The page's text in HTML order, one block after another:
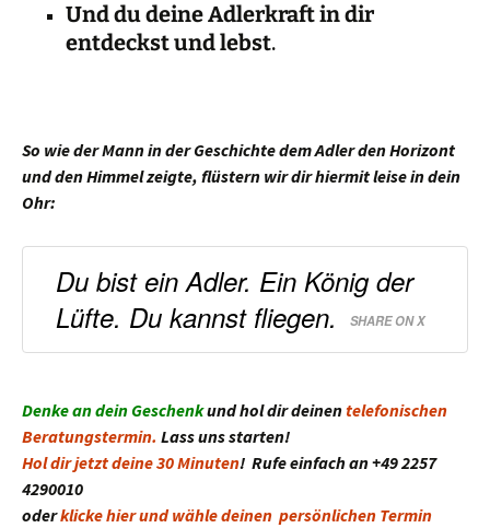
Und du deine Adlerkraft in dir
entdeckst und lebst.
So wie der Mann in der Geschichte dem Adler den Horizont
und den Himmel zeigte, flüstern wir dir hiermit leise in dein
Ohr:
Du bist ein Adler. Ein König der
Lüfte. Du kannst fliegen.
SHARE ON X
Denke an dein Geschenkund hol dir deinentelefonischen
Beratungstermin. Lass uns starten!
Hol dir jetzt deine 30 Minuten! Rufe einfach an +49 2257
4290010
oderklicke hier und wähle deinen persönlichen Termin